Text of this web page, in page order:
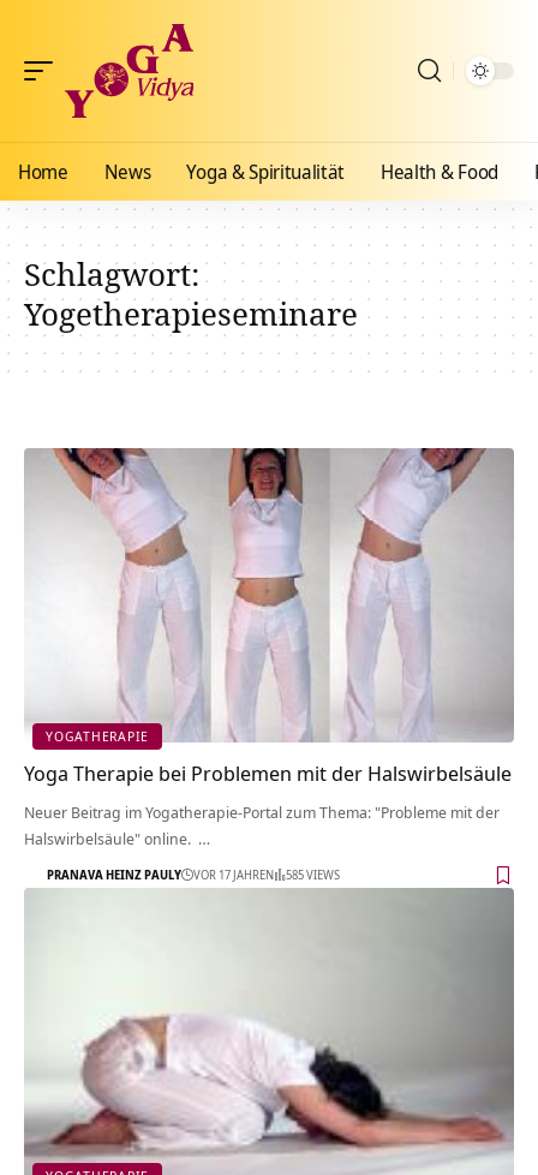
Home News Yoga & Spiritualität Health & Food
Schlagwort:
Yogetherapieseminare
YOGATHERAPIE
Yoga Therapie bei Problemen mit der Halswirbelsäule
Neuer Beitrag im Yogatherapie-Portal zum Thema: "Probleme mit der
Halswirbelsäule" online. …
PRANAVA HEINZ PAULY VOR 17 JAHREN 585 VIEWS